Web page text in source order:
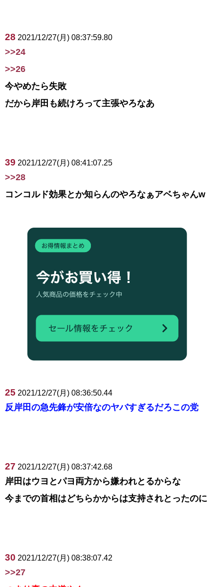
28 2021/12/27(月) 08:37:59.80
>>24
>>26
今やめたら失敗
だから岸田も続けろって主張やろなあ
39 2021/12/27(月) 08:41:07.25
>>28
コンコルド効果とか知らんのやろなぁアベちゃんw
25 2021/12/27(月) 08:36:50.44
反岸田の急先鋒が安倍なのヤバすぎるだろこの党
27 2021/12/27(月) 08:37:42.68
岸田はウヨとパヨ両方から嫌われとるからな
今までの首相はどちらかからは支持されとったのに
30 2021/12/27(月) 08:38:07.42
>>27